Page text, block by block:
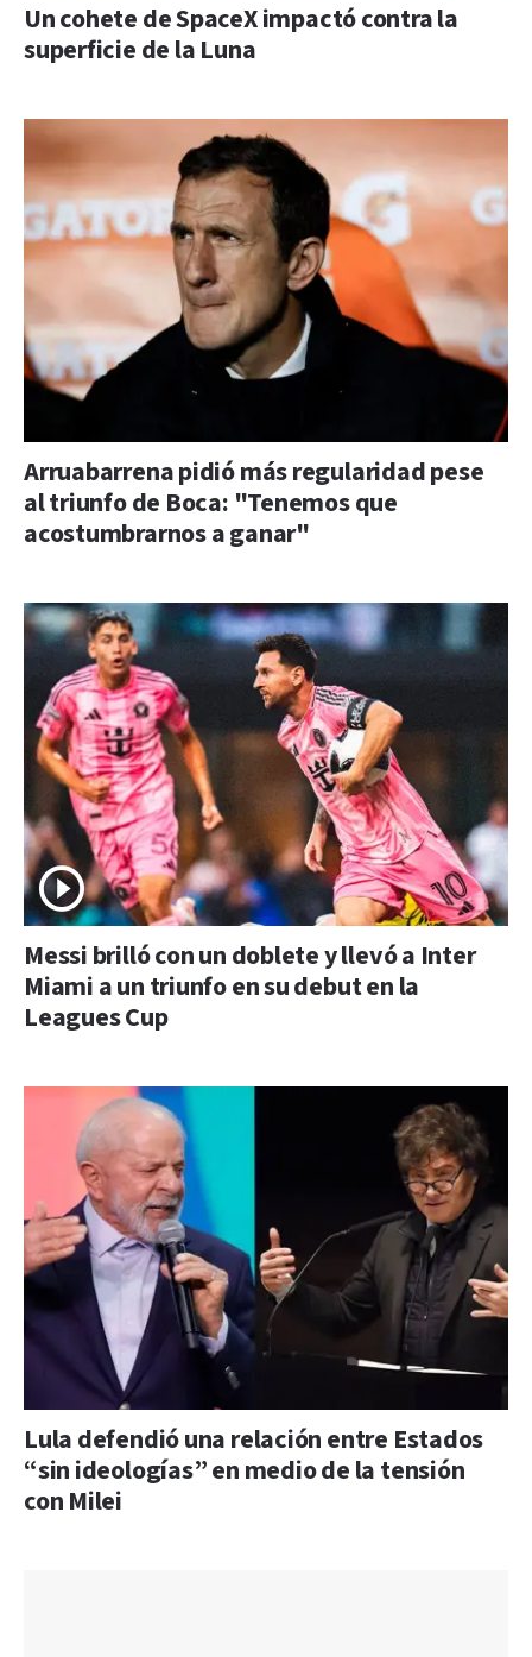
Un cohete de SpaceX impactó contra la
superficie de la Luna
Arruabarrena pidió más regularidad pese
al triunfo de Boca: "Tenemos que
acostumbrarnos a ganar"
Messi brilló con un doblete y llevó a Inter
Miami a un triunfo en su debut en la
Leagues Cup
Lula defendió una relación entre Estados
“sin ideologías” en medio de la tensión
con Milei